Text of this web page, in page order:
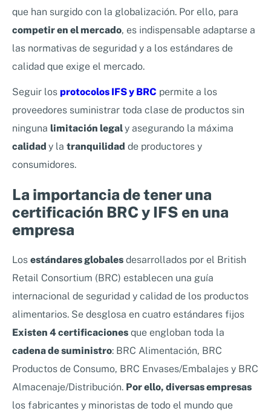
que han surgido con la globalización. Por ello, para
competir en el mercado, es indispensable adaptarse a
las normativas de seguridad y a los estándares de
calidad que exige el mercado.
Seguir los protocolos IFS y BRC permite a los
proveedores suministrar toda clase de productos sin
ninguna limitación legaly asegurando la máxima
calidad y la tranquilidad de productores y
consumidores.
La importancia de tener una
certificación BRC y IFS en una
empresa
Los estándares globales desarrollados por el British
Retail Consortium (BRC) establecen una guía
internacional de seguridad y calidad de los productos
alimentarios. Se desglosa en cuatro estándares fijos
Existen 4 certificaciones que engloban toda la
cadena de suministro: BRC Alimentación, BRC
Productos de Consumo, BRC Envases/Embalajes y BRC
Almacenaje/Distribución. Por ello, diversas empresas
los fabricantes y minoristas de todo el mundo que